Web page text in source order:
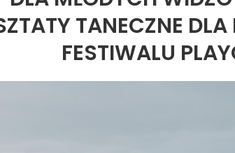
TANECZNE
FESTIWALU